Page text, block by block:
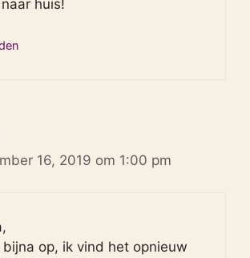
huis!
16, 2019 om 1:00 pm
op, ik vind het opnieuw